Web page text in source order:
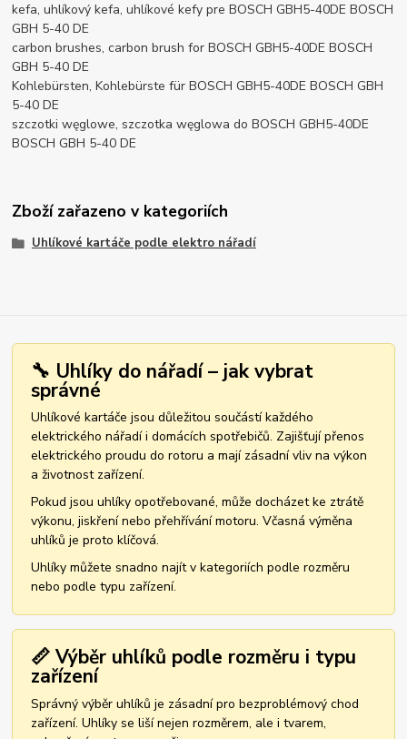
kefa, uhlíkový kefa, uhlíkové kefy pre BOSCH GBH5-40DE BOSCH
GBH 5-40 DE
carbon brushes, carbon brush for BOSCH GBH5-40DE BOSCH
GBH 5-40 DE
Kohlebürsten, Kohlebürste für BOSCH GBH5-40DE BOSCH GBH
5-40 DE
szczotki węglowe, szczotka węglowa do BOSCH GBH5-40DE
BOSCH GBH 5-40 DE
Zboží zařazeno v kategoriích
Uhlíkové kartáče podle elektro nářadí
🔧 Uhlíky do nářadí – jak vybrat
správné
Uhlíkové kartáče jsou důležitou součástí každého
elektrického nářadí i domácích spotřebičů. Zajišťují přenos
elektrického proudu do rotoru a mají zásadní vliv na výkon
a životnost zařízení.
Pokud jsou uhlíky opotřebované, může docházet ke ztrátě
výkonu, jiskření nebo přehřívání motoru. Včasná výměna
uhlíků je proto klíčová.
Uhlíky můžete snadno najít v kategoriích podle rozměru
nebo podle typu zařízení.
📏 Výběr uhlíků podle rozměru i typu
zařízení
Správný výběr uhlíků je zásadní pro bezproblémový chod
zařízení. Uhlíky se liší nejen rozměrem, ale i tvarem,